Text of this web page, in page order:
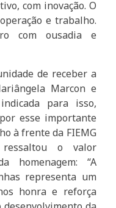
com inovação. O
e trabalho.
com ousadia e
de receber a
Marcon e
para isso,
esse importante
à frente da FIEMG
ressaltou o valor
homenagem: “A
representa um
honra e reforça